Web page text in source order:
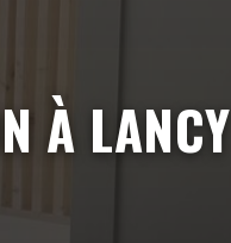
À LANCY